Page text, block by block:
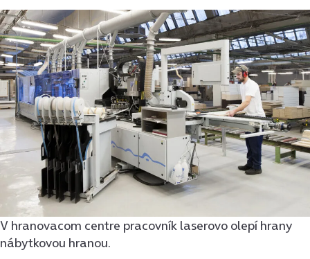
V hranovacom centre pracovník laserovo olepí hrany
nábytkovou hranou.